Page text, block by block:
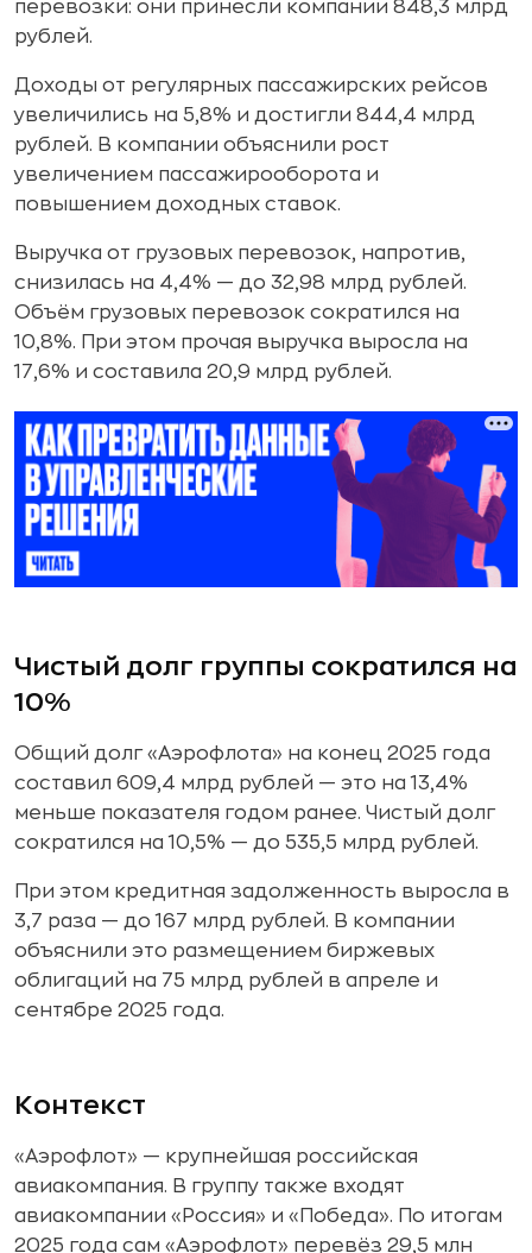
перевозки: они принесли компании 848,3 млрд
рублей.
Доходы от регулярных пассажирских рейсов
увеличились на 5,8% и достигли 844,4 млрд
рублей. В компании объяснили рост
увеличением пассажирооборота и
повышением доходных ставок.
Выручка от грузовых перевозок, напротив,
снизилась на 4,4% — до 32,98 млрд рублей.
Объём грузовых перевозок сократился на
10,8%. При этом прочая выручка выросла на
17,6% и составила 20,9 млрд рублей.
Чистый долг группы сократился на
10%
Общий долг «Аэрофлота» на конец 2025 года
составил 609,4 млрд рублей — это на 13,4%
меньше показателя годом ранее. Чистый долг
сократился на 10,5% — до 535,5 млрд рублей.
При этом кредитная задолженность выросла в
3,7 раза — до 167 млрд рублей. В компании
объяснили это размещением биржевых
облигаций на 75 млрд рублей в апреле и
сентябре 2025 года.
Контекст
«Аэрофлот» — крупнейшая российская
авиакомпания. В группу также входят
авиакомпании «Россия» и «Победа». По итогам
2025 года сам «Аэрофлот» перевёз 29,5 млн